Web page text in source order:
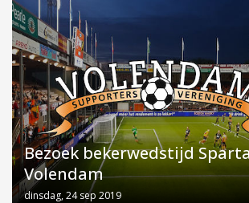
Bezoek bekerwedstijd
Volendam
dinsdag, 24 sep 2019